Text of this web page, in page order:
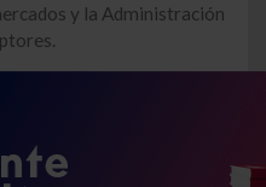
y la Administración